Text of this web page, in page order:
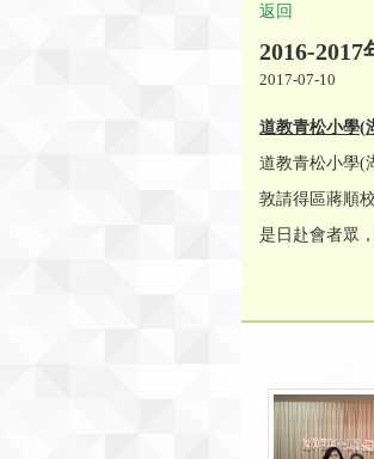
返回
2016-
2017-07-10
道教青松小學(
道教青松小學(
敦請得區蔣順
是日赴會者眾